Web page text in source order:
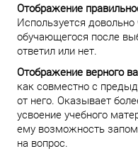
Отображение
Используется
обучающегося после
ответил или нет.
Отображение верного
как совместно с
от него. Оказывает
усвоение учебного
ему возможность
на вопрос.